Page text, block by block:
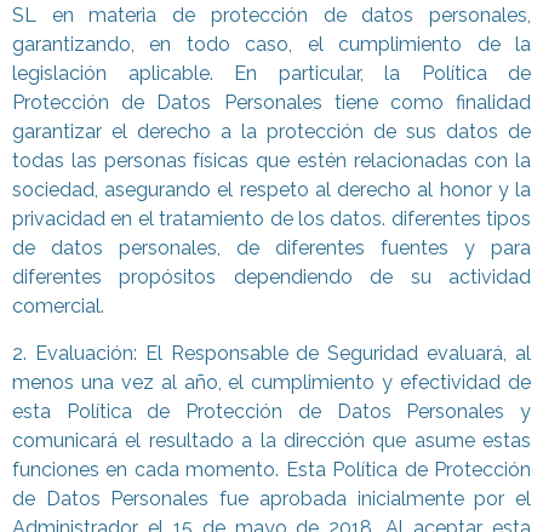
SL en materia de protección de datos personales,
garantizando, en todo caso, el cumplimiento de la
legislación aplicable. En particular, la Política de
Protección de Datos Personales tiene como finalidad
garantizar el derecho a la protección de sus datos de
todas las personas físicas que estén relacionadas con la
sociedad, asegurando el respeto al derecho al honor y la
privacidad en el tratamiento de los datos. diferentes tipos
de datos personales, de diferentes fuentes y para
diferentes propósitos dependiendo de su actividad
comercial.
2. Evaluación: El Responsable de Seguridad evaluará, al
menos una vez al año, el cumplimiento y efectividad de
esta Política de Protección de Datos Personales y
comunicará el resultado a la dirección que asume estas
funciones en cada momento. Esta Política de Protección
de Datos Personales fue aprobada inicialmente por el